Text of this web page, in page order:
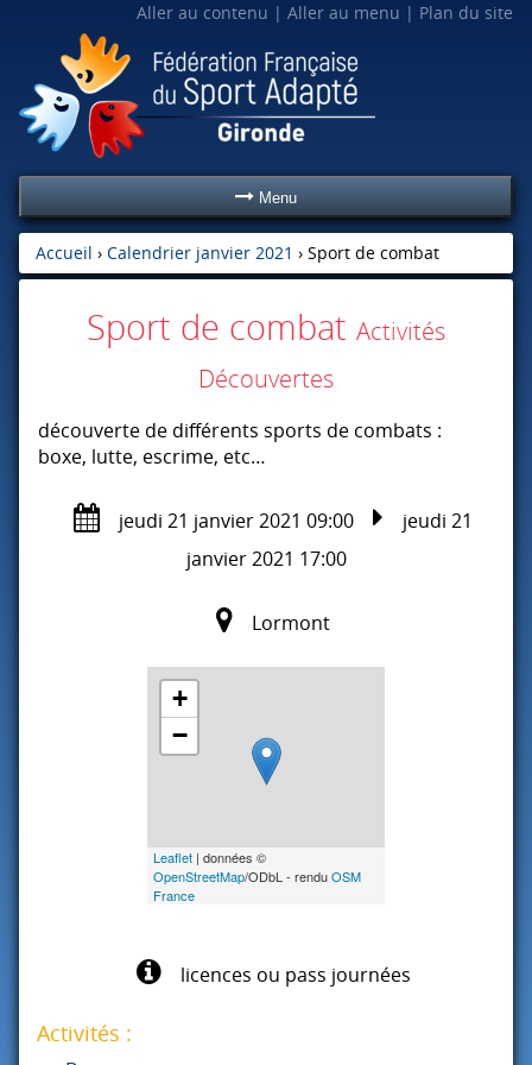
Aller au contenu Aller au menu Plan du site
Menu
Accueil ›Calendrier janvier 2021 ›Sport de combat
Sport de combat Activités
Découvertes
découverte de différents sports de combats :
boxe, lutte, escrime, etc…
jeudi 21 janvier 2021 09:00
jeudi 21
janvier 2021 17:00
Lormont
+
−
Leaflet | données ©
OpenStreetMap/ODbL - renduOSM
France
licences ou pass journées
Activités :